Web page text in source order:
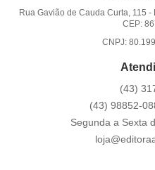
Rua Gavião de Cauda Curta, 115 -
CEP:
CNPJ:
(43)
(43) 98852-
Segunda a Sexta